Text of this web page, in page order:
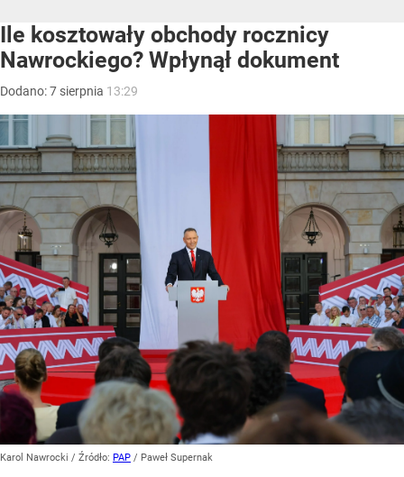
Ile kosztowały obchody rocznicy
Nawrockiego? Wpłynął dokument
Dodano:7 sierpnia 13:29
Karol Nawrocki / Źródło: PAP / Paweł Supernak